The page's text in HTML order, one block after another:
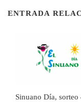
ENTRADA
Sinuano Día, sorteo